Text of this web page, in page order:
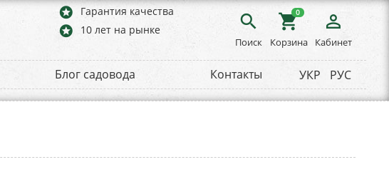
stars Гарантия качества
stars 10 лет на рынке search
Поиск
shopping_cart
0
Корзина
person_outline
Кабинет
Блог садовода Контакты УКР РУС